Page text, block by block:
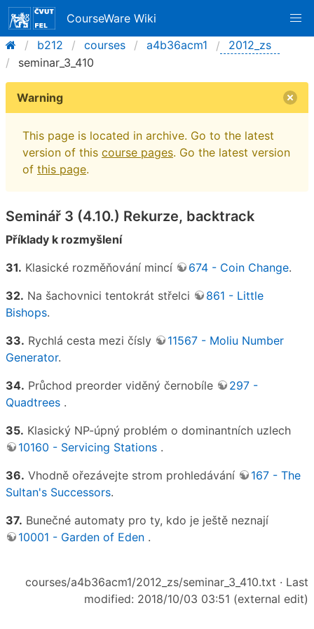
CourseWare Wiki
b212
courses a4b36acm1
2012_zs
seminar_3_410
Warning
This page is located in archive. Go to the latest
version of this course pages. Go the latest version
of this page.
Seminář 3 (4.10.) Rekurze, backtrack
Příklady k rozmyšlení
31. Klasické rozměňování mincí 674 - Coin Change.
32. Na šachovnici tentokrát střelci
861 - Little
Bishops.
33. Rychlá cesta mezi čísly
11567 - Moliu Number
Generator.
34. Průchod preorder viděný černobíle
297 -
Quadtrees .
35. Klasický NP-úpný problém o dominantních uzlech
10160 - Servicing Stations .
36. Vhodně ořezávejte strom prohledávání
167 - The
Sultan's Successors.
37. Bunečné automaty pro ty, kdo je ještě neznají
10001 - Garden of Eden .
courses/a4b36acm1/2012_zs/seminar_3_410.txt · Last
modified: 2018/10/03 03:51 (external edit)